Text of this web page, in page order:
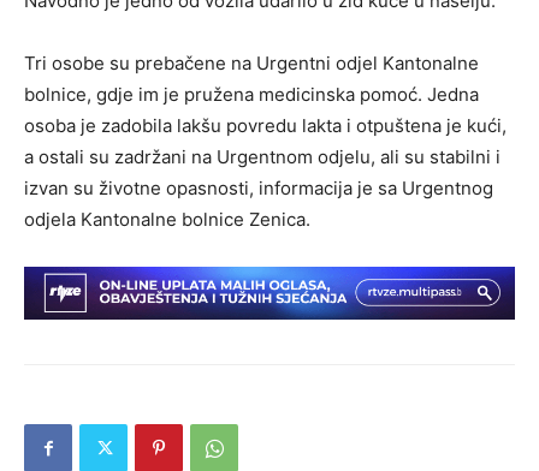
Tri osobe su prebačene na Urgentni odjel Kantonalne
bolnice, gdje im je pružena medicinska pomoć. Jedna
osoba je zadobila lakšu povredu lakta i otpuštena je kući,
a ostali su zadržani na Urgentnom odjelu, ali su stabilni i
izvan su životne opasnosti, informacija je sa Urgentnog
odjela Kantonalne bolnice Zenica.